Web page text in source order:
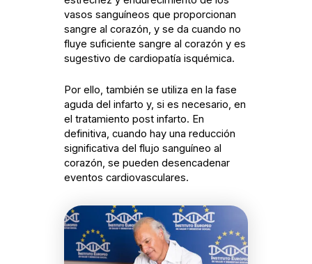
vasos sanguíneos que proporcionan
sangre al corazón, y se da cuando no
fluye suficiente sangre al corazón y es
sugestivo de cardiopatía isquémica.
Por ello, también se utiliza en la fase
aguda del infarto y, si es necesario, en
el tratamiento post infarto. En
definitiva, cuando hay una reducción
significativa del flujo sanguíneo al
corazón, se pueden desencadenar
eventos cardiovasculares.